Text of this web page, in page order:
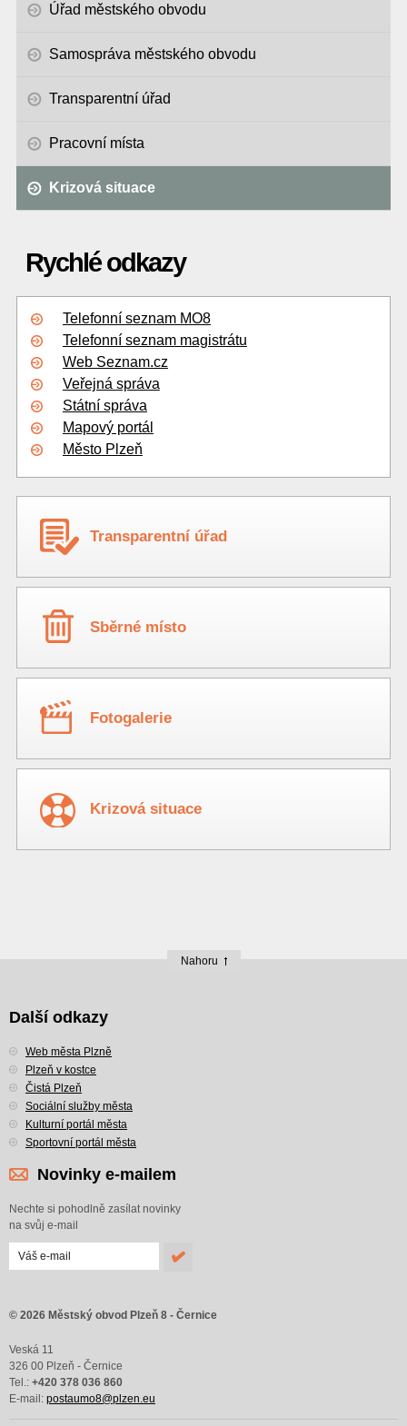
Úřad městského obvodu
Samospráva městského obvodu
Transparentní úřad
Pracovní místa
Krizová situace
Rychlé odkazy
Telefonní seznam MO8
Telefonní seznam magistrátu
Web Seznam.cz
Veřejná správa
Státní správa
Mapový portál
Město Plzeň
Transparentní úřad
Sběrné místo
Fotogalerie
Krizová situace
Nahoru
Další odkazy
Web města Plzně
Plzeň v kostce
Čistá Plzeň
Sociální služby města
Kulturní portál města
Sportovní portál města
Novinky e-mailem
Nechte si pohodlně zasílat novinky
na svůj e-mail
© 2026 Městský obvod Plzeň 8 - Černice
Veská 11
326 00 Plzeň - Černice
Tel.: +420 378 036 860
E-mail: postaumo8@plzen.eu